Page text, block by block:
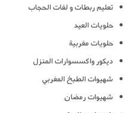
تعليم ربطات و لفات الحجاب
حلويات العيد
حلويات مغربية
ديكور واكسسوارات المنزل
شهيوات الطبخ المغربي
شهيوات رمضان